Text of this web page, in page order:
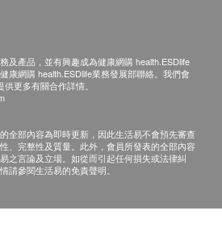
濃度
及產品，並有興趣成為健康網購 health.ESDlife
康網購 health.ESDlife業務發展部聯絡。我們會
更多有關合作詳情。
全部內容為即時更新，因此生活易不會預先審查
、完整性及質量。此外，會員所發表的全部內容
之言論及立場。如從而引起任何損失或法律糾
請參閱生活易的免責聲明。